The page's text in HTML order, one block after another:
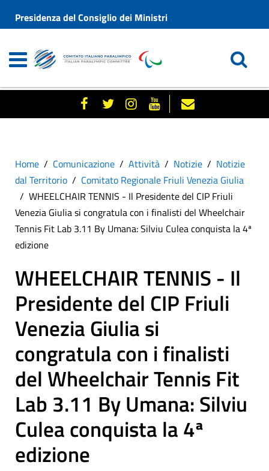
Presidenza del Consiglio dei Ministri
Home Comunicazione Attività Notizie
Notizie
dal Territorio
Comitato Regionale Friuli Venezia Giulia
WHEELCHAIR TENNIS - Il Presidente del CIP Friuli
Venezia Giulia si congratula con i finalisti del Wheelchair
Tennis Fit Lab 3.11 By Umana: Silviu Culea conquista la 4ª
edizione
WHEELCHAIR TENNIS - Il
Presidente del CIP Friuli
Venezia Giulia si
congratula con i finalisti
del Wheelchair Tennis Fit
Lab 3.11 By Umana: Silviu
Culea conquista la 4ª
edizione